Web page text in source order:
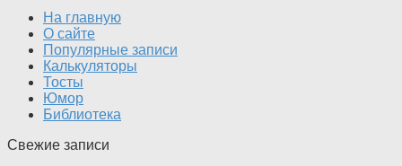
На главную
О сайте
Популярные записи
Калькуляторы
Тосты
Юмор
Библиотека
Свежие записи